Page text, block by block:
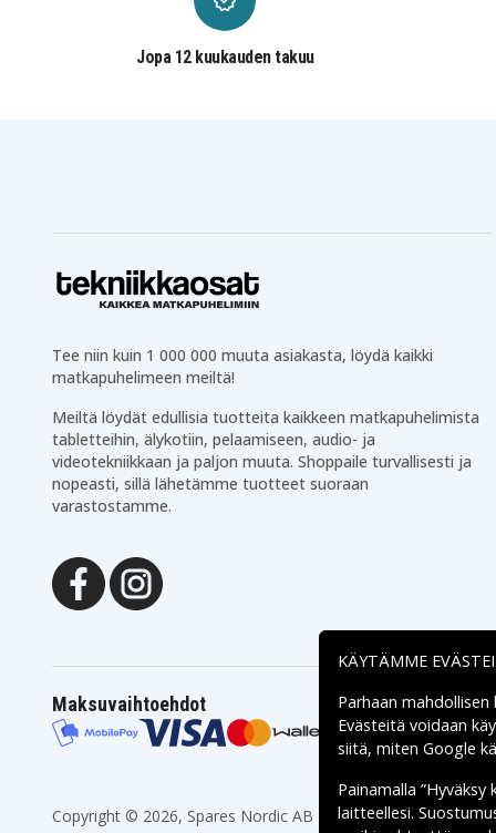
Jopa 12 kuukauden takuu
Tee niin kuin 1 000 000 muuta asiakasta, löydä kaikki
matkapuhelimeen meiltä!
Meiltä löydät edullisia tuotteita kaikkeen matkapuhelimista
tabletteihin, älykotiin, pelaamiseen, audio- ja
videotekniikkaan ja paljon muuta. Shoppaile turvallisesti ja
nopeasti, sillä lähetämme tuotteet suoraan
varastostamme.
Maksuvaihtoehdot
Copyright © 2026, Spares Nordic AB
KÄYTÄMME
Parhaan
Evästeitä voidaan
siitä, miten Google
Painamalla
laitteellesi.